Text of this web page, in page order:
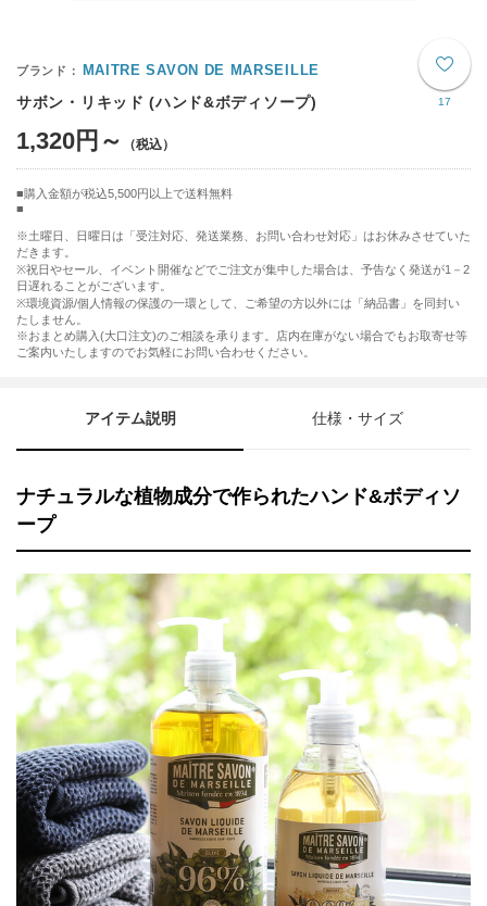
17
MAITRE SAVON DE MARSEILLE
サボン・リキッド (ハンド&ボディソープ)
1,320円～
購入金額が税込5,500円以上で送料無料
※土曜日、日曜日は「受注対応、発送業務、お問い合わせ対応」はお休みさせていた
だきます。
※祝日やセール、イベント開催などでご注文が集中した場合は、予告なく発送が1－2
日遅れることがございます。
※環境資源/個人情報の保護の一環として、ご希望の方以外には「納品書」を同封い
たしません。
※おまとめ購入(大口注文)のご相談を承ります。店内在庫がない場合でもお取寄せ等
ご案内いたしますのでお気軽にお問い合わせください。
アイテム説明 仕様・サイズ
ナチュラルな植物成分で作られたハンド&ボディソ
ープ